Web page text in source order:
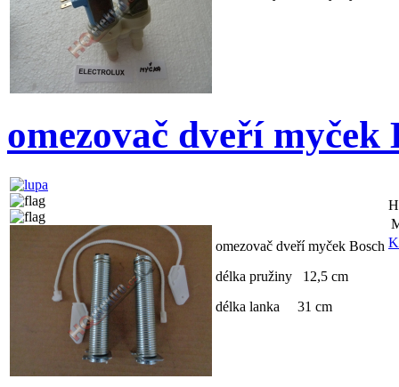
omezovač dveří myček
omezovač dveří myček Bosch
délka pružiny 12,5 cm
délka lanka 31 cm